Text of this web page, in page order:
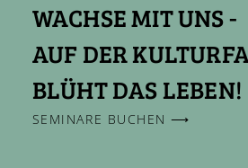
WACHSE MIT UNS -
AUF DER
BLÜHT DAS LEBEN!
SEMINARE BUCHEN ⟶